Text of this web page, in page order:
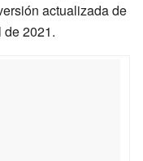
actualizada de
de 2021.